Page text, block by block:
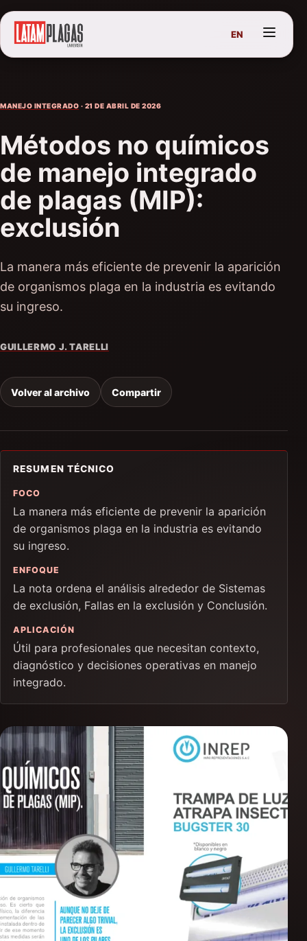
EN
MANEJO INTEGRADO · 21 DE ABRIL DE 2026
Métodos no químicos
de manejo integrado
de plagas (MIP):
exclusión
La manera más eficiente de prevenir la aparición
de organismos plaga en la industria es evitando
su ingreso.
GUILLERMO J. TARELLI
Volver al archivo Compartir
RESUMEN TÉCNICO
FOCO
La manera más eficiente de prevenir la aparición
de organismos plaga en la industria es evitando
su ingreso.
ENFOQUE
La nota ordena el análisis alrededor de Sistemas
de exclusión, Fallas en la exclusión y Conclusión.
APLICACIÓN
Útil para profesionales que necesitan contexto,
diagnóstico y decisiones operativas en manejo
integrado.